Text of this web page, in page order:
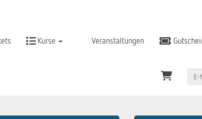
Kurse Veranstaltungen